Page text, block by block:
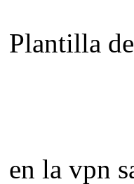
Plantilla
en la vpn